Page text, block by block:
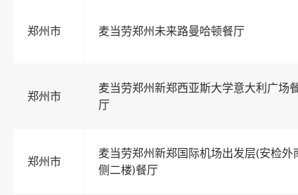
郑州市 麦当劳郑州未来路曼哈顿餐厅
郑州市
麦当劳郑州新郑西亚斯大学意大利广场
厅
郑州市
麦当劳郑州新郑国际机场出发层(安检外
侧二楼)餐厅